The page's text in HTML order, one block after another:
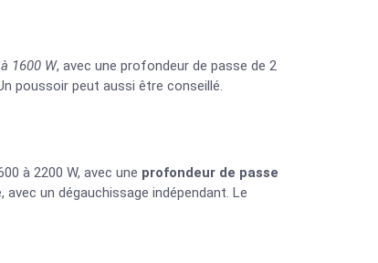
1600 W, avec une profondeur de passe de 2
poussoir peut aussi être conseillé.
à 2200 W, avec une profondeur de passe
un dégauchissage indépendant. Le